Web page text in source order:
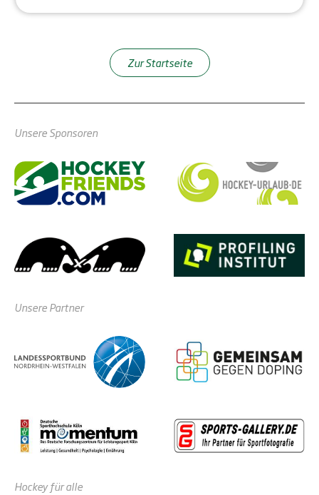
Zur Startseite
Unsere Sponsoren
Unsere Partner
Hockey für alle